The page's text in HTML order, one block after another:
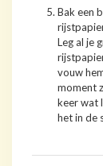
Bak een
Leg al je
vouw
moment
keer wat
het in de